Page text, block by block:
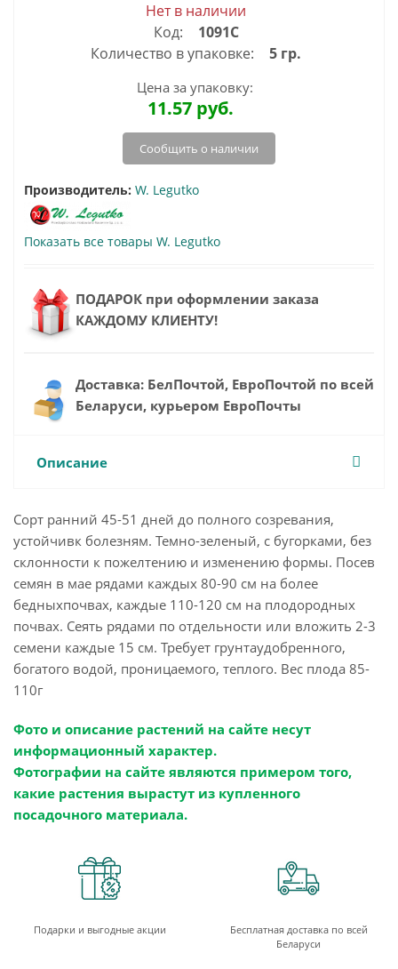
Нет в наличии
Код:
1091С
Количество в упаковке:
5 гр.
Цена за упаковку:
11.57руб.
Сообщить о наличии
Производитель: W. Legutko
Показать все товары W. Legutko
ПОДАРОК при оформлении заказа
КАЖДОМУ КЛИЕНТУ!
Доставка: БелПочтой, ЕвроПочтой по всей
Беларуси, курьером ЕвроПочты
Описание
Сорт ранний 45-51 дней до полного созревания,
устойчивк болезням. Темно-зеленый, с бугорками, без
склонности к пожелтению и изменению формы. Посев
семян в мае рядами каждых 80-90 см на более
бедныхпочвах, каждые 110-120 см на плодородных
почвах. Сеять рядами по отдельности или вложить 2-3
семени каждые 15 см. Требует грунтаудобренного,
богатого водой, проницаемого, теплого. Вес плода 85-
110г
Фото и описание растений на сайте несут
информационный характер.
Фотографии на сайте являются примером того,
какие растения вырастут из купленного
посадочного материала.
Подарки и выгодные акции
Бесплатная доставка по всей
Беларуси